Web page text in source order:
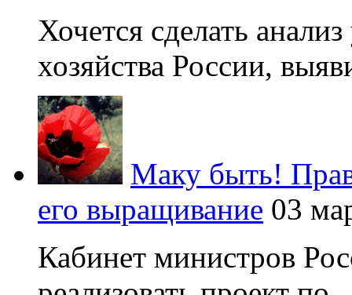
Хочется сделать
хозяйства России,
Маку быть!
его выращивание 03
Кабинет министров